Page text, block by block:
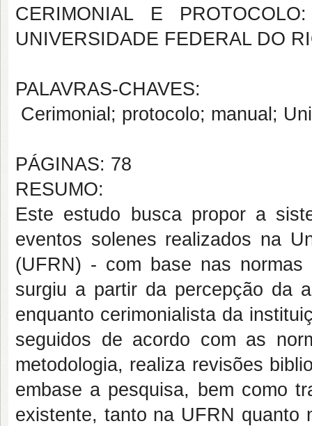
CERIMONIAL E
UNIVERSIDADE FEDERAL DO
PALAVRAS-CHAVES:
Cerimonial; protocolo; manual;
PÁGINAS: 78
RESUMO:
Este estudo busca propor a
eventos solenes realizados na
(UFRN) - com base nas normas
surgiu a partir da percepção da
enquanto cerimonialista da
seguidos de acordo com as
metodologia, realiza revisões
embase a pesquisa, bem como
existente, tanto na UFRN quanto